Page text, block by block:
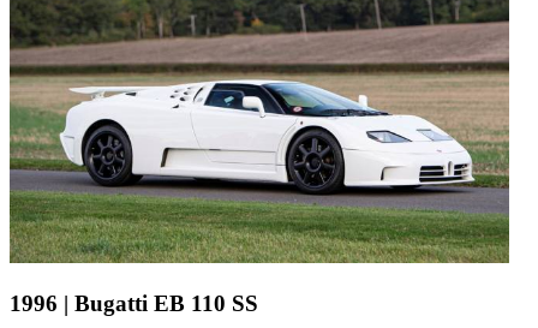
1996 | Bugatti EB 110 SS